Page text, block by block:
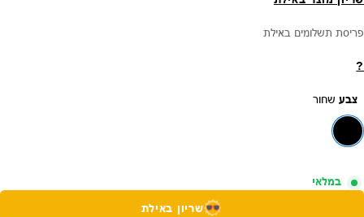
פריסת תשלומים באילת
?
צבע שחור
במלאי
שריון באילת